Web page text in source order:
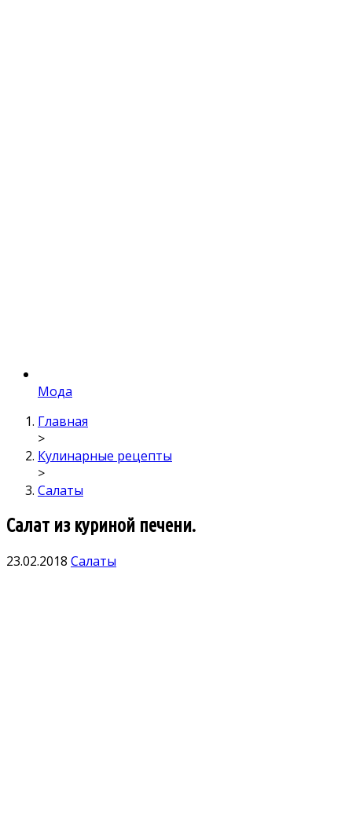
Мода
Главная
>
Кулинарные рецепты
>
Салаты
Салат из куриной печени.
23.02.2018 Салаты